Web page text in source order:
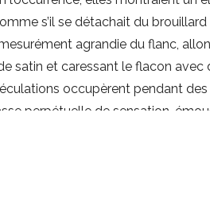
s’il se détachait du
agrandie du flanc,
satin et caressant le flacon avec
occupèrent pendant
perpétuelle de sensation,